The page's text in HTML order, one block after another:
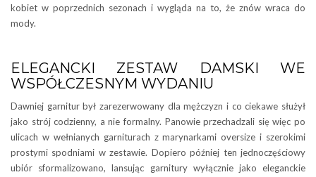
kobiet w poprzednich sezonach i wygląda na to, że znów wraca do
mody.
ELEGANCKI ZESTAW DAMSKI WE
WSPÓŁCZESNYM WYDANIU
Dawniej garnitur był zarezerwowany dla mężczyzn i co ciekawe służył
jako strój codzienny, a nie formalny. Panowie przechadzali się więc po
ulicach w wełnianych garniturach z marynarkami oversize i szerokimi
prostymi spodniami w zestawie. Dopiero później ten jednoczęściowy
ubiór sformalizowano, lansując garnitury wyłącznie jako eleganckie